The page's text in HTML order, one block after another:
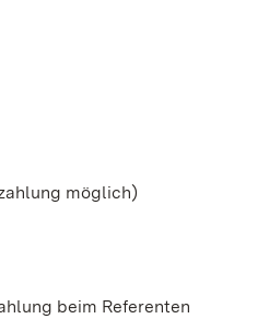
möglich)
beim Referenten